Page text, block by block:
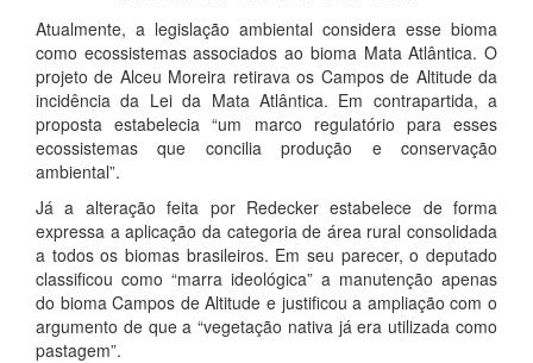
Atualmente, a legislação ambiental considera esse bioma
como ecossistemas associados ao bioma Mata Atlântica. O
projeto de Alceu Moreira retirava os Campos de Altitude da
incidência da Lei da Mata Atlântica. Em contrapartida, a
proposta estabelecia “um marco regulatório para esses
ecossistemas que concilia produção e conservação
ambiental”.
Já a alteração feita por Redecker estabelece de forma
expressa a aplicação da categoria de área rural consolidada
a todos os biomas brasileiros. Em seu parecer, o deputado
classificou como “marra ideológica” a manutenção apenas
do bioma Campos de Altitude e justificou a ampliação com o
argumento de que a “vegetação nativa já era utilizada como
pastagem”.